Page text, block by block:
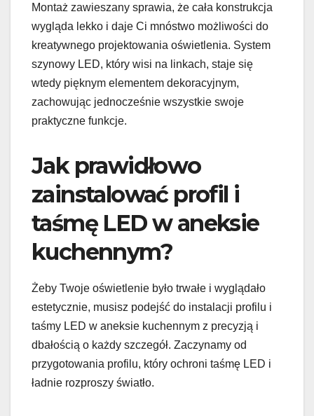
Montaż zawieszany sprawia, że cała konstrukcja
wygląda lekko i daje Ci mnóstwo możliwości do
kreatywnego projektowania oświetlenia. System
szynowy LED, który wisi na linkach, staje się
wtedy pięknym elementem dekoracyjnym,
zachowując jednocześnie wszystkie swoje
praktyczne funkcje.
Jak prawidłowo
zainstalować profil i
taśmę LED w aneksie
kuchennym?
Żeby Twoje oświetlenie było trwałe i wyglądało
estetycznie, musisz podejść do instalacji profilu i
taśmy LED w aneksie kuchennym z precyzją i
dbałością o każdy szczegół. Zaczynamy od
przygotowania profilu, który ochroni taśmę LED i
ładnie rozproszy światło.